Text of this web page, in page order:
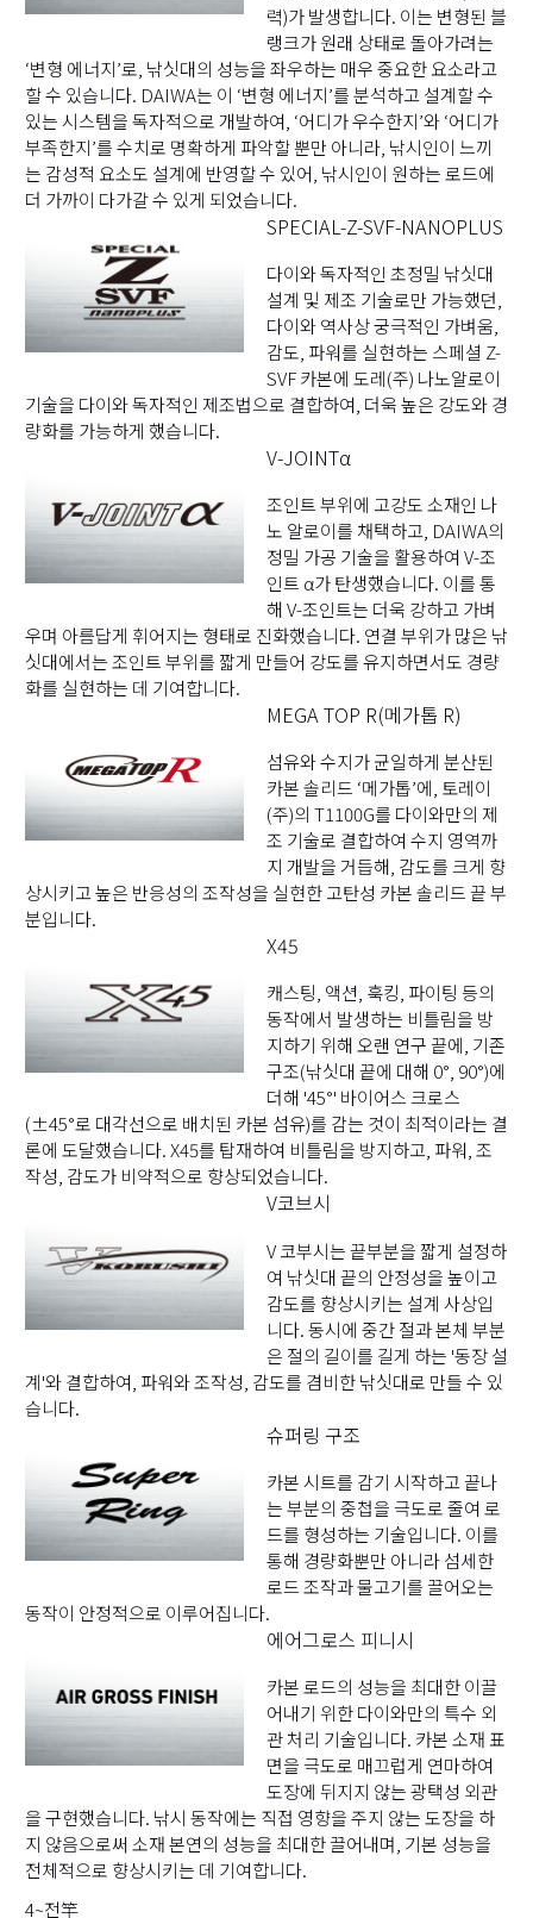
력)가 발생합니다. 이는 변형된 블
랭크가 원래 상태로 돌아가려는
‘변형 에너지’로, 낚싯대의 성능을 좌우하는 매우 중요한 요소라고
할 수 있습니다. DAIWA는 이 ‘변형 에너지’를 분석하고 설계할 수
있는 시스템을 독자적으로 개발하여, ‘어디가 우수한지’와 ‘어디가
부족한지’를 수치로 명확하게 파악할 뿐만 아니라, 낚시인이 느끼
는 감성적 요소도 설계에 반영할 수 있어, 낚시인이 원하는 로드에
더 가까이 다가갈 수 있게 되었습니다.
SPECIAL-Z-SVF-NANOPLUS
다이와 독자적인 초정밀 낚싯대
설계 및 제조 기술로만 가능했던,
다이와 역사상 궁극적인 가벼움,
감도, 파워를 실현하는 스페셜 Z-
SVF 카본에 도레(주) 나노알로이
기술을 다이와 독자적인 제조법으로 결합하여, 더욱 높은 강도와 경
량화를 가능하게 했습니다.
V-JOINTα
조인트 부위에 고강도 소재인 나
노 알로이를 채택하고, DAIWA의
정밀 가공 기술을 활용하여 V-조
인트 α가 탄생했습니다. 이를 통
해 V-조인트는 더욱 강하고 가벼
우며 아름답게 휘어지는 형태로 진화했습니다. 연결 부위가 많은 낚
싯대에서는 조인트 부위를 짧게 만들어 강도를 유지하면서도 경량
화를 실현하는 데 기여합니다.
MEGA TOP R(메가톱 R)
섬유와 수지가 균일하게 분산된
카본 솔리드 ‘메가톱’에, 토레이
(주)의 T1100G를 다이와만의 제
조 기술로 결합하여 수지 영역까
지 개발을 거듭해, 감도를 크게 향
상시키고 높은 반응성의 조작성을 실현한 고탄성 카본 솔리드 끝 부
분입니다.
X45
캐스팅, 액션, 훅킹, 파이팅 등의
동작에서 발생하는 비틀림을 방
지하기 위해 오랜 연구 끝에, 기존
구조(낚싯대 끝에 대해 0°, 90°)에
더해 '45°' 바이어스 크로스
(±45°로 대각선으로 배치된 카본 섬유)를 감는 것이 최적이라는 결
론에 도달했습니다. X45를 탑재하여 비틀림을 방지하고, 파워, 조
작성, 감도가 비약적으로 향상되었습니다.
V코브시
V 코부시는 끝부분을 짧게 설정하
여 낚싯대 끝의 안정성을 높이고
감도를 향상시키는 설계 사상입
니다. 동시에 중간 절과 본체 부분
은 절의 길이를 길게 하는 '동장 설
계'와 결합하여, 파워와 조작성, 감도를 겸비한 낚싯대로 만들 수 있
습니다.
슈퍼링 구조
카본 시트를 감기 시작하고 끝나
는 부분의 중첩을 극도로 줄여 로
드를 형성하는 기술입니다. 이를
통해 경량화뿐만 아니라 섬세한
로드 조작과 물고기를 끌어오는
동작이 안정적으로 이루어집니다.
에어그로스 피니시
카본 로드의 성능을 최대한 이끌
어내기 위한 다이와만의 특수 외
관 처리 기술입니다. 카본 소재 표
면을 극도로 매끄럽게 연마하여
도장에 뒤지지 않는 광택성 외관
을 구현했습니다. 낚시 동작에는 직접 영향을 주지 않는 도장을 하
지 않음으로써 소재 본연의 성능을 최대한 끌어내며, 기본 성능을
전체적으로 향상시키는 데 기여합니다.
4~전竿